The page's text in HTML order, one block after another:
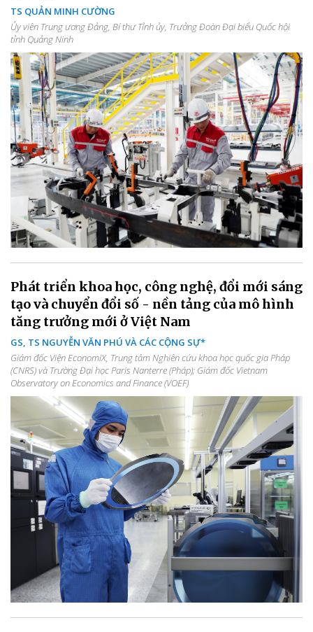
TS QUẢN MINH CƯỜNG
Ủy viên Trung ương Đảng, Bí thư Tỉnh ủy, Trưởng Đoàn Đại biểu Quốc hội
tỉnh Quảng Ninh
Phát triển khoa học, công nghệ, đổi mới sáng
tạo và chuyển đổi số - nền tảng của mô hình
tăng trưởng mới ở Việt Nam
GS, TS NGUYỄN VĂN PHÚ VÀ CÁC CỘNG SỰ*
Giám đốc Viện EconomiX, Trung tâm Nghiên cứu khoa học quốc gia Pháp
(CNRS) và Trường Đại học Paris Nanterre (Pháp); Giám đốc Vietnam
Observatory on Economics and Finance (VOEF)